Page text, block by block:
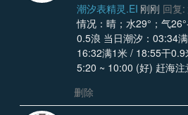
潮汐表精灵.EI 刚刚 回复:
情况：晴；水29°；气
0.5浪 当日潮汐：03:34
16:32满1米 / 18:55干
5:20 ~ 10:00 (好) 赶海注
删除